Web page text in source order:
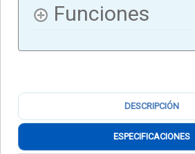
Funciones
DESCRIPCIÓN
ESPECIFICACIONES